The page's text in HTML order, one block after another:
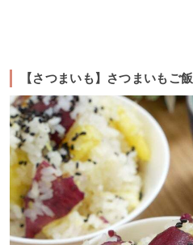
【さつまいも】さつまいもご飯